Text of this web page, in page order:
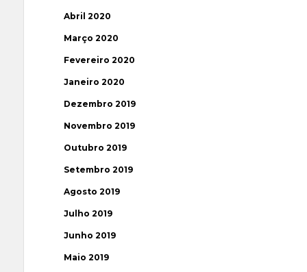
Abril 2020
Março 2020
Fevereiro 2020
Janeiro 2020
Dezembro 2019
Novembro 2019
Outubro 2019
Setembro 2019
Agosto 2019
Julho 2019
Junho 2019
Maio 2019